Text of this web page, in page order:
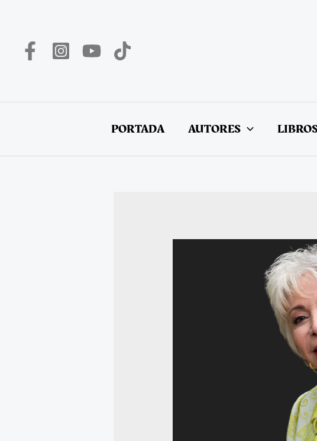
PORTADA AUTORES